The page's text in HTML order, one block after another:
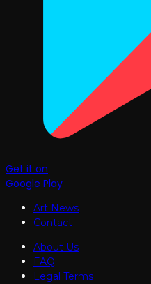
Get it on
Google Play
Art News
Contact
About Us
FAQ
Legal Terms